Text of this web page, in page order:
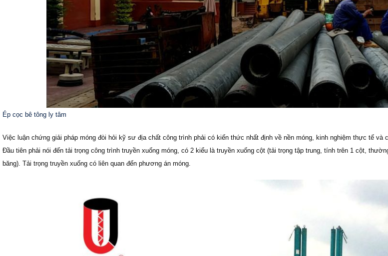
Ép cọc bê tông ly tâm
Việc luận chứng giải pháp móng đòi hỏi kỹ sư địa chất công trình phải có kiến thức nhất định về nền móng, kinh nghiệm thực tế và
Đầu tiên phải nói đến tải trọng công trình truyền xuống móng, có 2 kiểu là truyền xuống cột (tải trọng tập trung, tính trên 1 cột,
băng). Tải trọng truyền xuống có liên quan đến phương án móng.